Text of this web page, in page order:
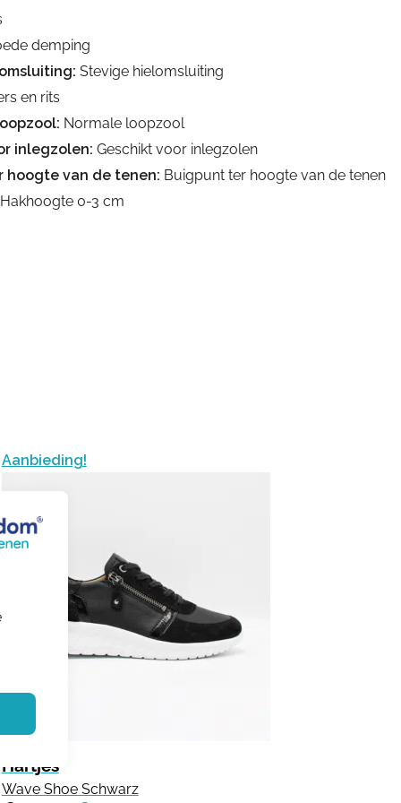
demping
Stevige hielomsluiting
en rits
Normale loopzool
inlegzolen: Geschikt voor inlegzolen
hoogte van de tenen: Buigpunt ter hoogte van de tenen
Hakhoogte 0-3 cm
Aanbieding!
Hartjes
Wave Shoe Schwarz